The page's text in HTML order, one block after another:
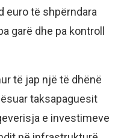
euro të shpërndara
garë dhe pa kontroll
të jap një të dhënë
taksapaguesit
e investimeve